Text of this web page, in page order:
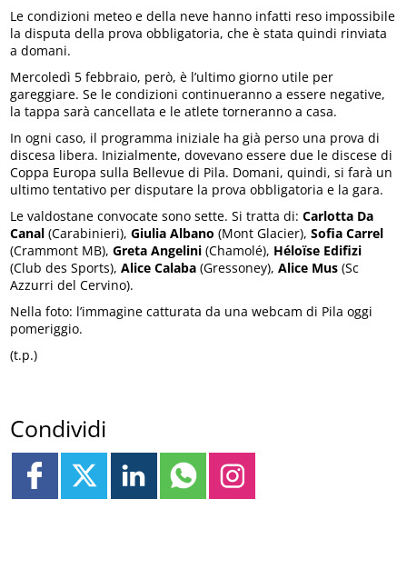
Le condizioni meteo e della neve hanno infatti reso impossibile
la disputa della prova obbligatoria, che è stata quindi rinviata
a domani.
Mercoledì 5 febbraio, però, è l’ultimo giorno utile per
gareggiare. Se le condizioni continueranno a essere negative,
la tappa sarà cancellata e le atlete torneranno a casa.
In ogni caso, il programma iniziale ha già perso una prova di
discesa libera. Inizialmente, dovevano essere due le discese di
Coppa Europa sulla Bellevue di Pila. Domani, quindi, si farà un
ultimo tentativo per disputare la prova obbligatoria e la gara.
Le valdostane convocate sono sette. Si tratta di:Carlotta Da
Canal(Carabinieri), Giulia Albano(Mont Glacier), Sofia Carrel
(Crammont MB), Greta Angelini(Chamolé), Héloïse Edifizi
(Club des Sports),Alice Calaba(Gressoney), Alice Mus(Sc
Azzurri del Cervino).
Nella foto: l’immagine catturata da una webcam di Pila oggi
pomeriggio.
(t.p.)
Condividi